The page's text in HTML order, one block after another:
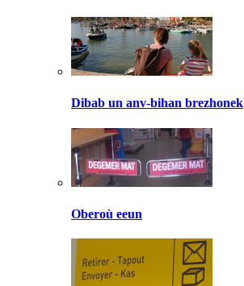
Dibab un anv-bihan brezhonek
Oberoù eeun